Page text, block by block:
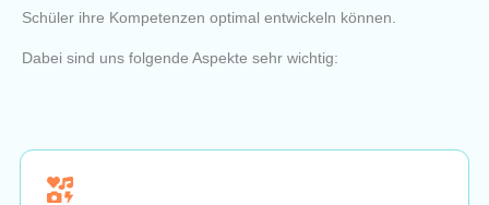
Schüler ihre Kompetenzen optimal entwickeln können.
Dabei sind uns folgende Aspekte sehr wichtig: